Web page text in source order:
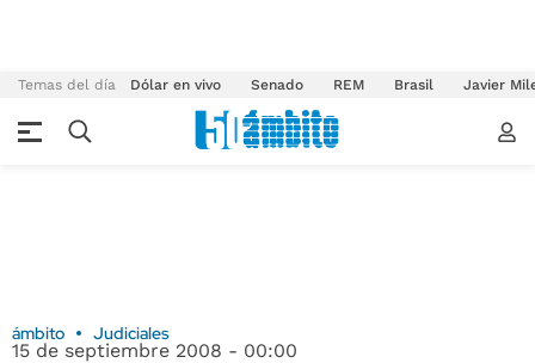
Temas del día Dólar en vivo Senado REM Brasil Javier
ámbito Judiciales
15 de septiembre 2008 - 00:00